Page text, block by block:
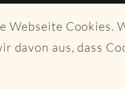
Cookies.
davon aus, dass